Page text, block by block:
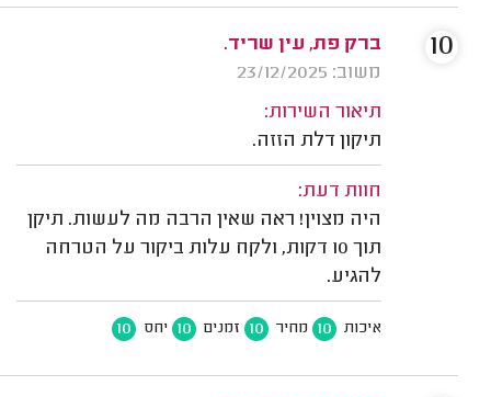
ברק פת, עין שריד.
משוב: 23/12/2025
תיאור השירות:
תיקון דלת הזזה.
חוות דעת:
היה מצוין! ראה שאין הרבה מה לעשות. תיקן
תוך 10 דקות, ולקח עלות ביקור על הטרחה
להגיע.
איכות 10 מחיר 10 זמנים 10 יחס 10
10